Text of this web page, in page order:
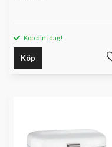
Köp din idag!
Köp